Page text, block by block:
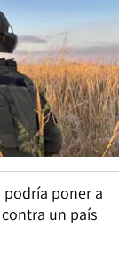
podría poner a
un país